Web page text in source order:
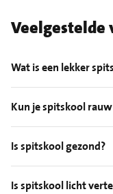
Veelgestelde
Wat is een lekker
Kun je spitskool
Is spitskool gezond?
Is spitskool licht